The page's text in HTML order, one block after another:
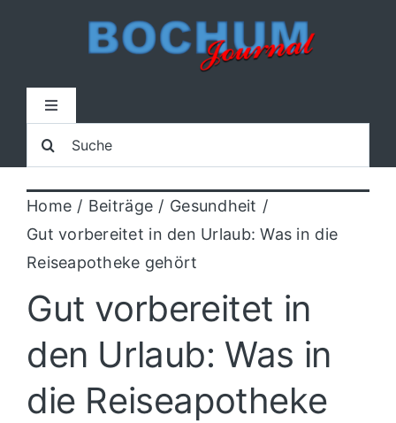
Toggle
Home
Lokal
Blaulicht
Sport
Kultur
Suche
nach:
Home Beiträge
Gesundheit
Gut vorbereitet in den Urlaub: Was in die
Reiseapotheke gehört
Gut vorbereitet in
den Urlaub: Was in
die Reiseapotheke